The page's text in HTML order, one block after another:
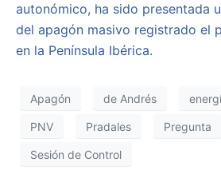
autonómico, ha sido presentada
del apagón masivo registrado el
en la Península Ibérica.
Apagón de Andrés
PNV Pradales Pregunta
Sesión de Control